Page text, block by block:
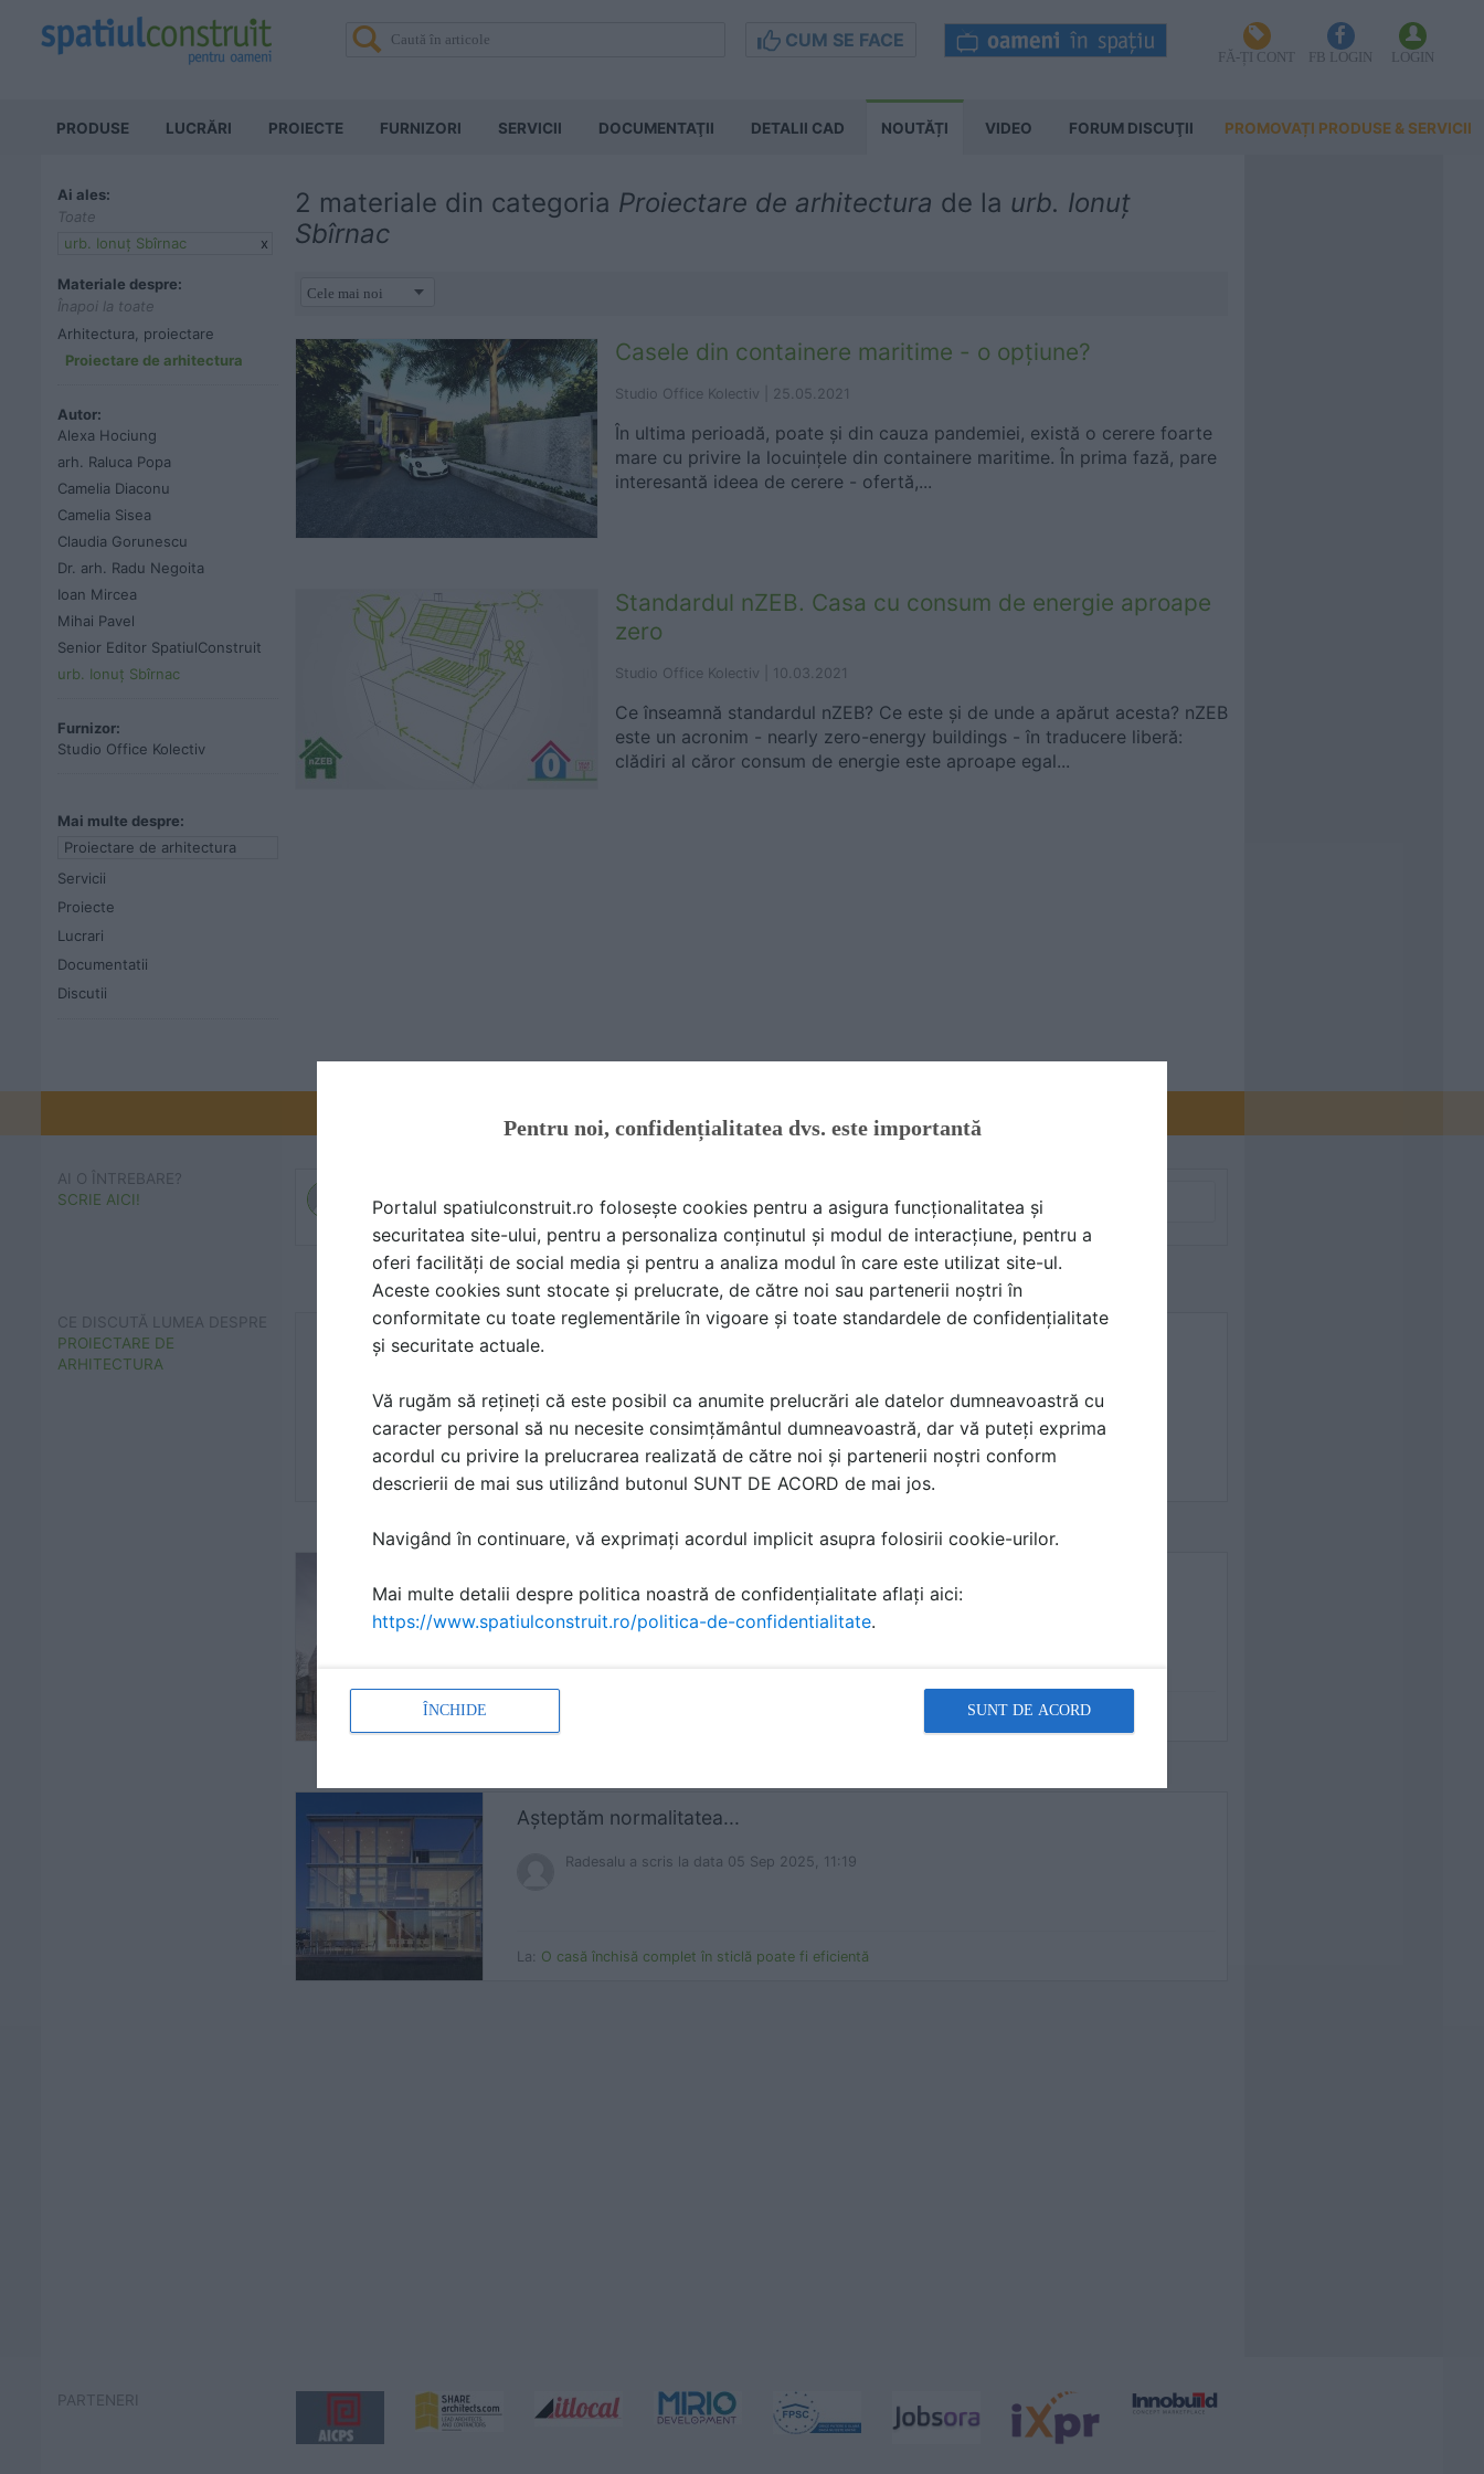
CUM SE FACE
FĂ-ȚI CONT FB LOGIN LOGIN
PRODUSE LUCRĂRI PROIECTE FURNIZORI SERVICII DOCUMENTAŢII DETALII CAD NOUTĂȚI VIDEO FORUM DISCUŢII PROMOVAȚI PRODUSE & SERVICII
Ai ales:
Toate
x
urb. Ionuț Sbîrnac
Materiale despre:
Înapoi la toate
Arhitectura, proiectare
Proiectare de arhitectura
Autor:
Alexa Hociung
arh. Raluca Popa
Camelia Diaconu
Camelia Sisea
Claudia Gorunescu
Dr. arh. Radu Negoita
Ioan Mircea
Mihai Pavel
Senior Editor SpatiulConstruit
urb. Ionuț Sbîrnac
Furnizor:
Studio Office Kolectiv
Mai multe despre:
Proiectare de arhitectura
Servicii
Proiecte
Lucrari
Documentatii
Discutii
2 materiale din categoria Proiectare de arhitectura de la urb. Ionuț
Sbîrnac
Casele din containere maritime - o opțiune?
Studio Office Kolectiv | 25.05.2021
În ultima perioadă, poate și din cauza pandemiei, există o cerere foarte
mare cu privire la locuințele din containere maritime. În prima fază, pare
interesantă ideea de cerere - ofertă,...
Standardul nZEB. Casa cu consum de energie aproape
zero
Studio Office Kolectiv | 10.03.2021
Ce înseamnă standardul nZEB? Ce este și de unde a apărut acesta? nZEB
este un acronim - nearly zero-energy buildings - în traducere liberă:
clădiri al căror consum de energie este aproape egal...
AI O ÎNTREBARE?
SCRIE AICI!
CE DISCUTĂ LUMEA DESPRE
PROIECTARE DE
ARHITECTURA
Proiectare cap-coada
Liliana Cepariu a scrisla data 07 Oct 2025, 15:17
Casă aproape-pasivă construită de un britanic pentru părinții săi mai în vârstă
Așteptăm normalitatea...
Radesalu a scris la data 05 Sep 2025, 11:19
La: O casă închisă complet în sticlă poate fi eficientă
PARTENERI
Pentru noi, confidențialitatea dvs. este importantă
Portalul spatiulconstruit.ro folosește cookies pentru a asigura funcționalitatea și
securitatea site-ului, pentru a personaliza conținutul și modul de interacțiune, pentru a
oferi facilități de social media și pentru a analiza modul în care este utilizat site-ul.
Aceste cookies sunt stocate și prelucrate, de către noi sau partenerii noștri în
conformitate cu toate reglementările în vigoare și toate standardele de confidențialitate
și securitate actuale.
Vă rugăm să rețineți că este posibil ca anumite prelucrări ale datelor dumneavoastră cu
caracter personal să nu necesite consimțământul dumneavoastră, dar vă puteți exprima
acordul cu privire la prelucrarea realizată de către noi și partenerii noștri conform
descrierii de mai sus utilizând butonul SUNT DE ACORD de mai jos.
Navigând în continuare, vă exprimați acordul implicit asupra folosirii cookie-urilor.
Mai multe detalii despre politica noastră de confidențialitate aflați aici:
https://www.spatiulconstruit.ro/politica-de-confidentialitate.
ÎNCHIDE SUNT DE ACORD